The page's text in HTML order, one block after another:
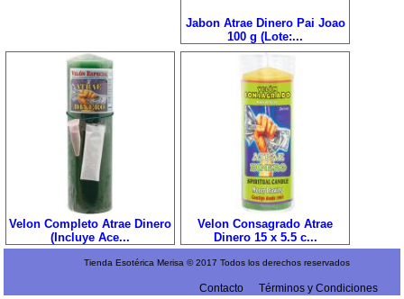
Jabon Atrae Dinero Pai Joao
100 g (Lote:...
Velon Completo Atrae Dinero
(Incluye Ace...
Velon Consagrado Atrae
Dinero 15 x 5.5 c...
Tienda Esotérica Merisa © 2017 Todos los derechos reservados
Contacto Términos y Condiciones